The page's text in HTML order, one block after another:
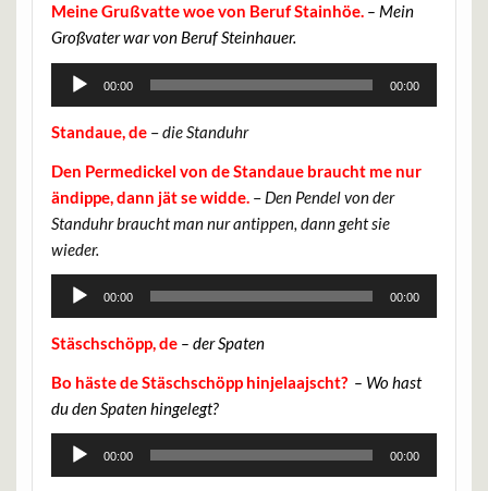
Meine Grußvatte woe von Beruf Stainhöe. – Mein
Großvater war von Beruf Steinhauer.
Audio-
00:00 00:00
Standaue, de–die Standuhr
Den Permedickel von de Standaue braucht me nur
ändippe, dann jät se widde.– Den Pendel von der
Standuhr braucht man nur antippen, dann geht sie
wieder.
Audio-
00:00 00:00
Stäschschöpp, de – der Spaten
Bo häste de Stäschschöpp hinjelaajscht? – Wo hast
du den Spaten hingelegt?
Audio-
00:00 00:00